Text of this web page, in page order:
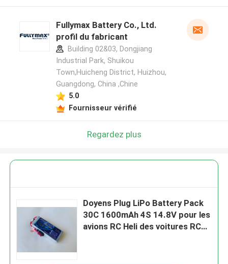
Fullymax Battery Co., Ltd.
profil du fabricant
Building 02&03, Dongjiang
Industrial Park, Shuikou
Town,Huicheng District, Huizhou,
Guangdong, China ,Chine
5.0
Fournisseur vérifié
Regardez plus
Doyens Plug LiPo Battery Pack
30C 1600mAh 4S 14.8V pour les
avions RC Heli des voitures RC